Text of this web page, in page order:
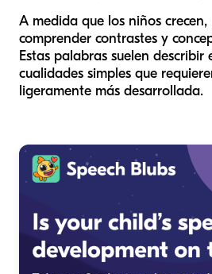
A medida que los niños
comprender contrastes y
Estas palabras suelen describir
cualidades simples que
ligeramente más desarrollada.